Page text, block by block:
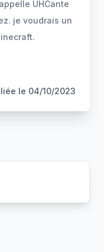
UHCante
je voudrais un
le 04/10/2023